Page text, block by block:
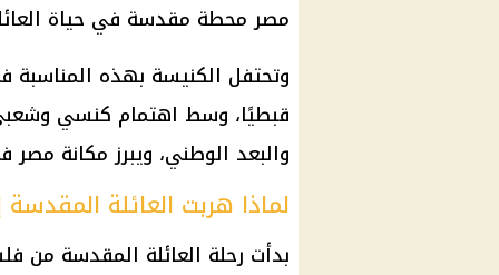
مصر محطة مقدسة في حياة
قبطيًا، وسط اهتمام كنسي وشعبي
والبعد الوطني، ويبرز مكانة
لماذا هربت العائلة
بدأت رحلة العائلة المقدسة